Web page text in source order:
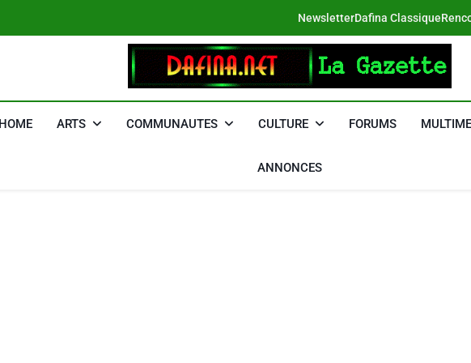
NewsletterDafina Classique
DAFINA
HOME ARTS COMMUNAUTES CULTURE FORUMS
ANNONCES